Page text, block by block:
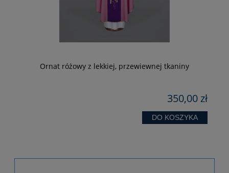
Ornat różowy z lekkiej, przewiewnej tkaniny
350,00 zł
DO KOSZYKA